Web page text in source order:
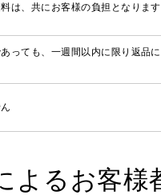
は、共にお客様の負担となりま
っても、一週間以内に限り返品
よるお客